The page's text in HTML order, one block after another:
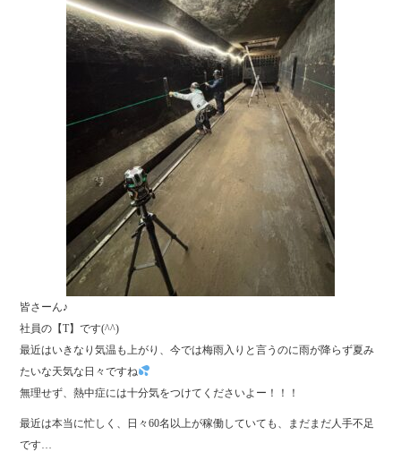
皆さーん♪
社員の【T】です(^^)
最近はいきなり気温も上がり、今では梅雨入りと言うのに雨が降らず夏み
たいな天気な日々ですね
無理せず、熱中症には十分気をつけてくださいよー！！！
最近は本当に忙しく、日々60名以上が稼働していても、まだまだ人手不足
です…